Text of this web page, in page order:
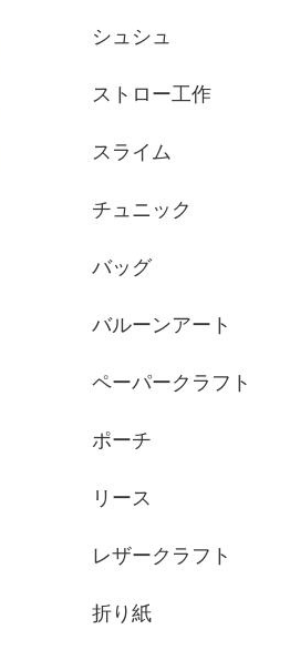
シュシュ
ストロー工作
スライム
チュニック
バッグ
バルーンアート
ペーパークラフト
ポーチ
リース
レザークラフト
折り紙